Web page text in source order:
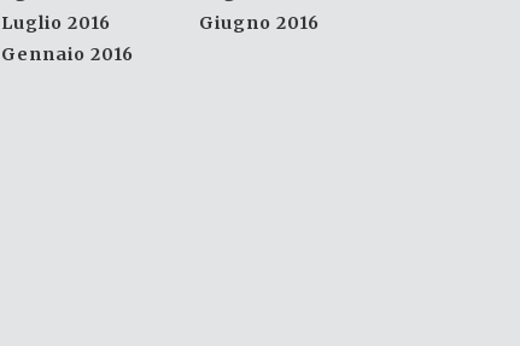
Luglio 2016
Giugno 2016
Gennaio 2016